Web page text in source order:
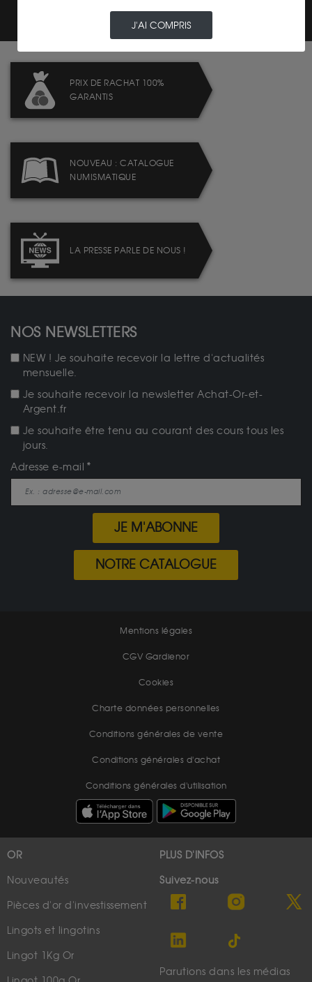
PRIX DE RACHAT 100%
GARANTIS
NOUVEAU : CATALOGUE
NUMISMATIQUE
LA PRESSE PARLE DE NOUS !
NOS NEWSLETTERS
NEW ! Je souhaite recevoir la lettre d'actualités
mensuelle.
Je souhaite recevoir la newsletter Achat-Or-et-
Argent.fr
Je souhaite être tenu au courant des cours tous les
jours.
Adresse e-mail
JE M'ABONNE
NOTRE CATALOGUE
Mentions légales
CGV Gardienor
Cookies
Charte données personnelles
Conditions générales de vente
Conditions générales d'achat
Conditions générales d'utilisation
OR
Nouveautés
Pièces d'or d'investissement
Lingots et lingotins
Lingot 1Kg Or
PLUS D'INFOS
Suivez-nous
Parutions dans les médias
J'AI COMPRIS